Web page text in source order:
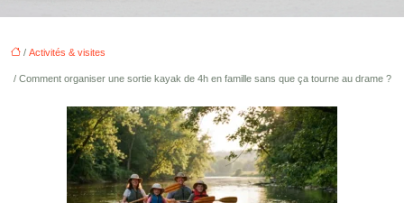
/ Activités & visites
/ Comment organiser une sortie kayak de 4h en famille sans que ça tourne au drame ?